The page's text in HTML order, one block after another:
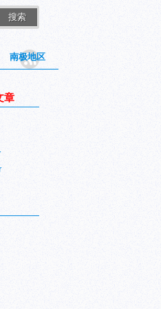
搜索
南极地区
章